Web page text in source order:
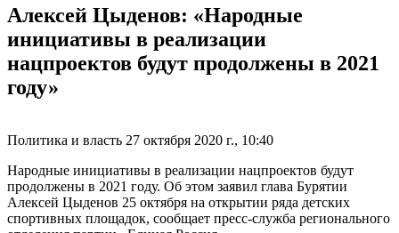
Алексей Цыденов: «Народные
инициативы в реализации
нацпроектов будут продолжены в 2021
году»
Политика и власть 27 октября 2020 г., 10:40
Народные инициативы в реализации нацпроектов будут
продолжены в 2021 году. Об этом заявил глава Бурятии
Алексей Цыденов 25 октября на открытии ряда детских
спортивных площадок, сообщает пресс-служба регионального